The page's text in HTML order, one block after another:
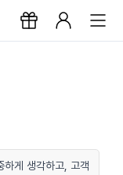
하게 생각하고, 고객